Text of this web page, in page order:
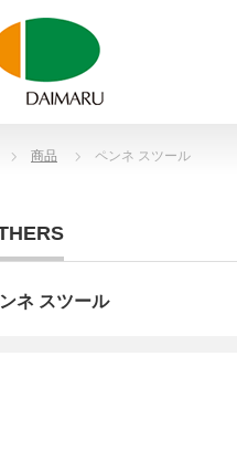
商品 ペンネ スツール
ネ スツール